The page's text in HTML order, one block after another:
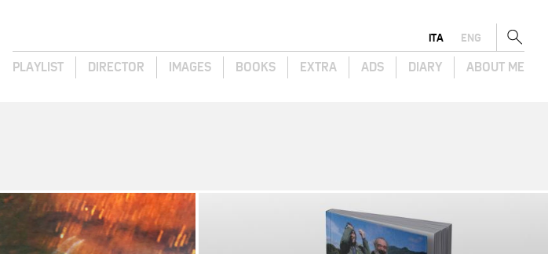
ENG
ITA
PLAYLIST DIRECTOR IMAGES BOOKS EXTRA ADS DIARY ABOUT ME